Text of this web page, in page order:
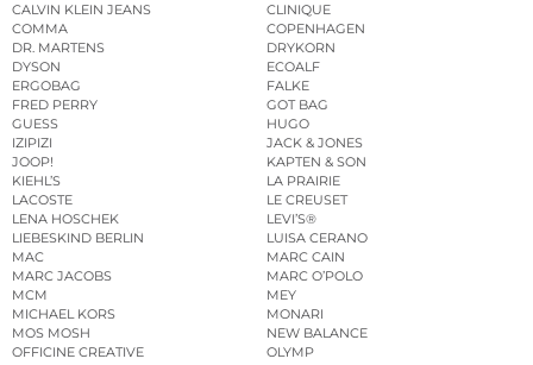
CALVIN KLEIN JEANS
CLINIQUE
COMMA
COPENHAGEN
DR. MARTENS
DRYKORN
DYSON
ECOALF
ERGOBAG
FALKE
FRED PERRY
GOT BAG
GUESS
HUGO
IZIPIZI
JACK & JONES
JOOP!
KAPTEN & SON
KIEHL’S
LA PRAIRIE
LACOSTE
LE CREUSET
LENA HOSCHEK
LEVI’S®
LIEBESKIND BERLIN
LUISA CERANO
MAC
MARC CAIN
MARC JACOBS
MARC O’POLO
MCM
MEY
MICHAEL KORS
MONARI
MOS MOSH
NEW BALANCE
OFFICINE CREATIVE
OLYMP